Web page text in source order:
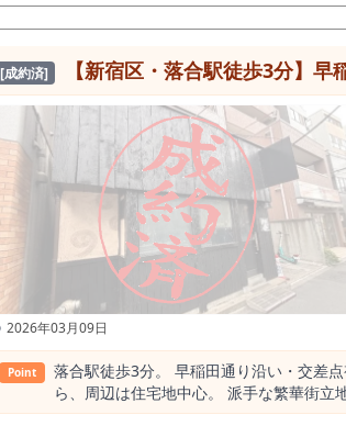
大ターミナル駅と比較すると落ち着いた
歩1分という距離は、 日常的な利用者の動線上に位置し、
生活導線として機能しており、 過度な
た住宅地と商業のバランスが取れており、 「
内には飲食店が41店舗、そのうちカレー
の需要が成立しているエリア」であるこ
においても業態選定の参考となる環境です。 本物件はインド料理の居抜きであるため、既存の内装や設備を活用できる可能性があり、 ゼ
構築する場合と比較して、初期投資や
人数での運営、または2店舗目出店としても現実的なオペレーション設計
視認性を高めやすく、 初来店のきっか
線上に位置する本物件は、その基盤を築きやすい条件を備えています。 新宿区で飲食
規模」という要素が揃う物件は常時多く
は、 比較検討の中でも優先度の高い選択肢となり得ます。 本物件は、 ・新宿区で飲食店開業を検討してい
約17坪前後の現実的な規模でスタートし
て、条件が整理された検討しやすい物件です。 居抜き店舗は市場に常時出ているものではなく、条件が整った物件ほど検討段階で募
も少なくありません。 特に駅徒歩1分という条
居抜き物件」「下落合 飲食店 開業」「駅徒歩
落中通り沿いの生活導線立地 ・約17坪の使いやすい面積 ・インド料理の居
また、カレー業態が複数存在するエリア
[成約済] 【新宿区・落合駅徒歩3分】早
2026年03月09日
Point
落合駅徒歩3分。 早稲田通り沿い・交差点視認
ら、周辺は住宅地中心。 派手な繁華街立地ではなく、生活動線上で回す
約143軒。 ラーメン業態は11店舗と過密状態ではありません。 本物件は13坪。 ラーメン店として